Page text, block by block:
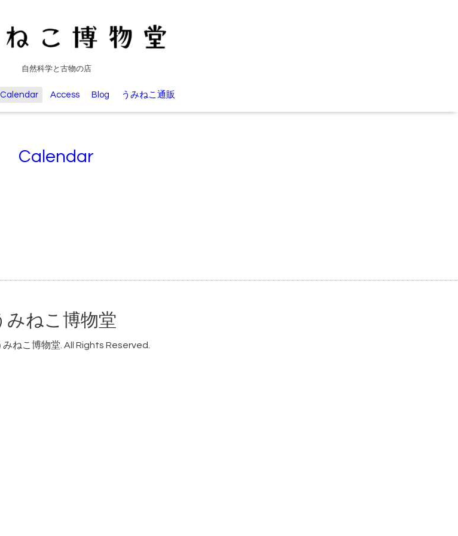
自然科学と古物の店
Calendar Access Blog うみねこ通販
Calendar
みねこ博物堂
みねこ博物堂. All Rights Reserved.